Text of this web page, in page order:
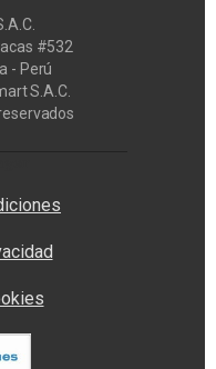
#532
- Perú
S.A.C.